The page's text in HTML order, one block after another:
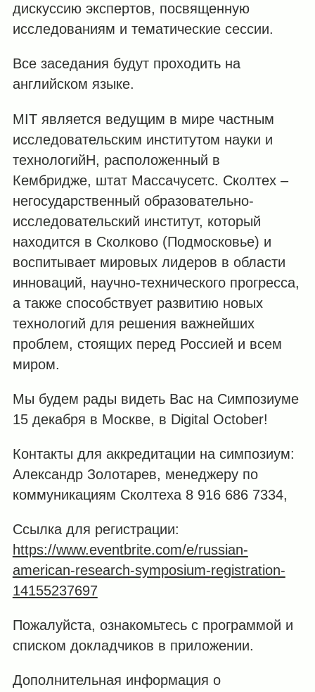
дискуссию экспертов, посвященную
исследованиям и тематические сессии.
Все заседания будут проходить на
английском языке.
MIT является ведущим в мире частным
исследовательским институтом науки и
технологийН, расположенный в
Кембридже, штат Массачусетс. Сколтех –
негосударственный образовательно-
исследовательский институт, который
находится в Сколково (Подмосковье) и
воспитывает мировых лидеров в области
инноваций, научно-технического прогресса,
а также способствует развитию новых
технологий для решения важнейших
проблем, стоящих перед Россией и всем
миром.
Мы будем рады видеть Вас на Симпозиуме
15 декабря в Москве, в Digital October!
Контакты для аккредитации на симпозиум:
Александр Золотарев, менеджеру по
коммуникациям Сколтеха 8 916 686 7334,
Ссылка для регистрации:
https://www.eventbrite.com/e/russian-
american-research-symposium-registration-
14155237697
Пожалуйста, ознакомьтесь с программой и
списком докладчиков в приложении.
Дополнительная информация о